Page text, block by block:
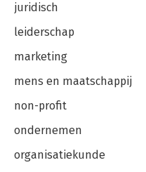
juridisch
leiderschap
marketing
mens en maatschappij
non-profit
ondernemen
organisatiekunde